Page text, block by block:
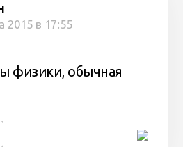
2015 в 17:55
физики, обычная